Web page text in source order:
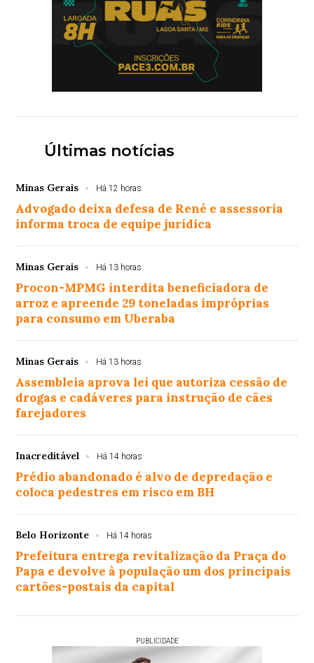
Últimas notícias
Minas Gerais Há 12 horas
Advogado deixa defesa de René e assessoria
informa troca de equipe jurídica
Minas Gerais Há 13 horas
Procon-MPMG interdita beneficiadora de
arroz e apreende 29 toneladas impróprias
para consumo em Uberaba
Minas Gerais Há 13 horas
Assembleia aprova lei que autoriza cessão de
drogas e cadáveres para instrução de cães
farejadores
Inacreditável Há 14 horas
Prédio abandonado é alvo de depredação e
coloca pedestres em risco em BH
Belo Horizonte Há 14 horas
Prefeitura entrega revitalização da Praça do
Papa e devolve à população um dos principais
cartões-postais da capital
PUBLICIDADE